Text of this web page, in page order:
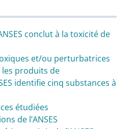
conclut à la toxicité de
et/ou perturbatrices
produits de
identifie cinq substances à
étudiées
de l’ANSES